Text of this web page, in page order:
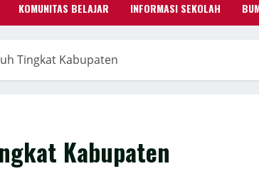
KOMUNITAS BELAJAR INFORMASI SEKOLAH
Tingkat Kabupaten
Kabupaten